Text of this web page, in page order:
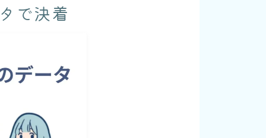
で決着